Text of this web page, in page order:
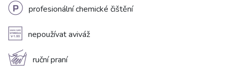
L profesionální chemické čištění
A nepoužívat aviváž
c ruční praní